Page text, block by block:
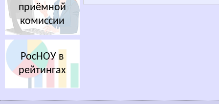
приёмной
комиссии
РосНОУ в
рейтингах